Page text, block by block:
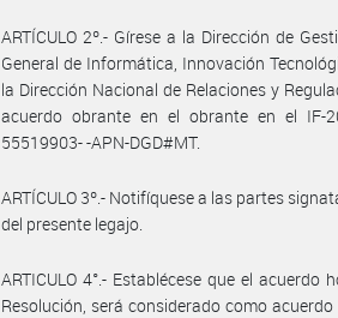
ARTÍCULO 2º.- Gírese a la Dirección de
General de Informática, Innovación
la Dirección Nacional de Relaciones y
acuerdo obrante en el obrante en el IF-
55519903- -APN-DGD#MT.
ARTÍCULO 3º.- Notifíquese a las partes
del presente legajo.
ARTICULO 4°.- Establécese que el
Resolución, será considerado como